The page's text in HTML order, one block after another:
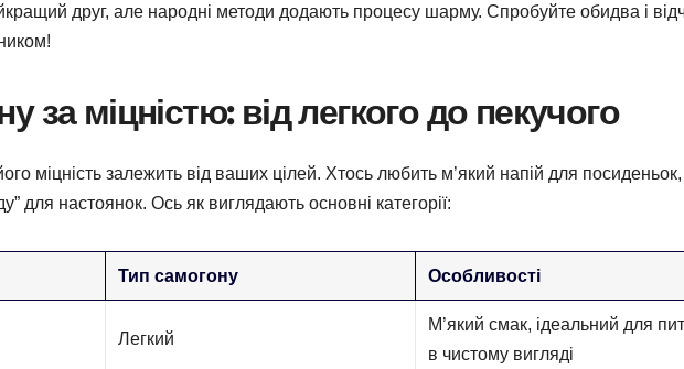
друг, але народні методи додають процесу шарму. Спробуйте обидва і
за міцністю: від легкого до пекучого
міцність залежить від ваших цілей. Хтось любить м’який напій для
для настоянок. Ось як виглядають основні категорії:
Тип самогону Особливості
Легкий
М’який смак, ідеальний для
в чистому вигляді